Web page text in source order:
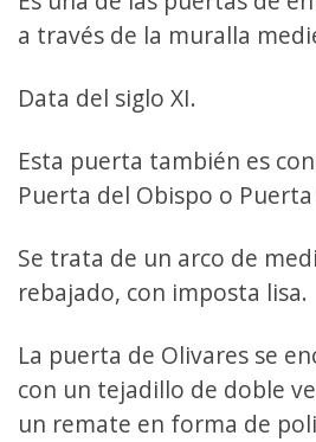
a través de la muralla
Data del siglo XI.
Esta puerta también es
Puerta del Obispo o
Se trata de un arco de
rebajado, con imposta lisa.
La puerta de Olivares se
con un tejadillo de doble
un remate en forma de